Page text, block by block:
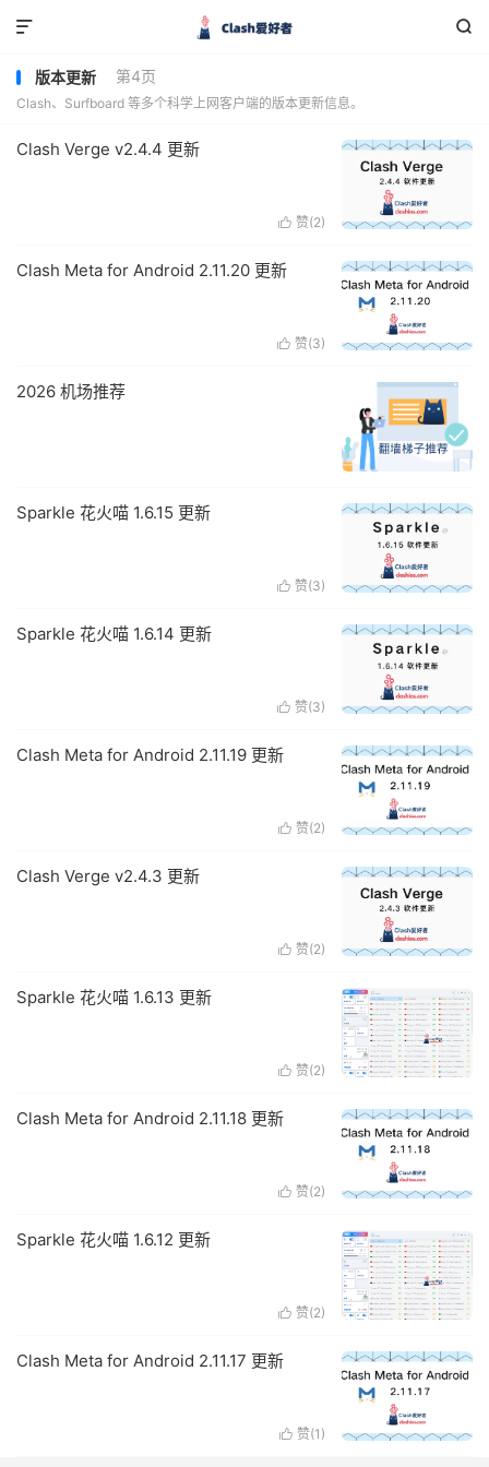


版本更新 第4页
Clash、Surfboard 等多个科学上网客户端的版本更新信息。
Clash Verge v2.4.4 更新
 赞(2)
Clash Meta for Android 2.11.20 更新
 赞(3)
2026 机场推荐
Sparkle 花火喵 1.6.15 更新
 赞(3)
Sparkle 花火喵 1.6.14 更新
 赞(3)
Clash Meta for Android 2.11.19 更新
 赞(2)
Clash Verge v2.4.3 更新
 赞(2)
Sparkle 花火喵 1.6.13 更新
 赞(2)
Clash Meta for Android 2.11.18 更新
 赞(2)
Sparkle 花火喵 1.6.12 更新
 赞(2)
Clash Meta for Android 2.11.17 更新
 赞(1 )